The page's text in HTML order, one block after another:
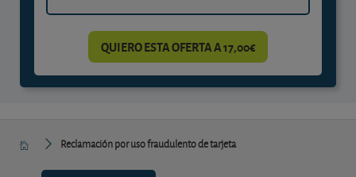
QUIERO ESTA OFERTA A 17,00€
Reclamación por uso fraudulento de tarjeta